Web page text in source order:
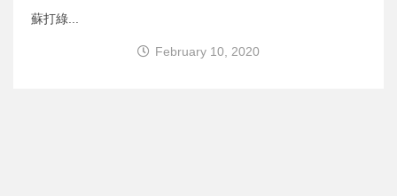
蘇打綠...
February 10, 2020